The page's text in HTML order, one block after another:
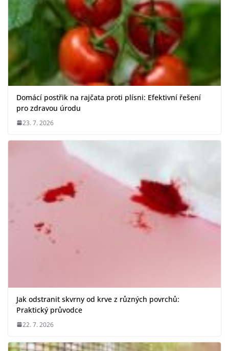
Domácí postřik na rajčata proti plísni: Efektivní řešení
pro zdravou úrodu
23. 7. 2026
Jak odstranit skvrny od krve z různých povrchů:
Praktický průvodce
22. 7. 2026